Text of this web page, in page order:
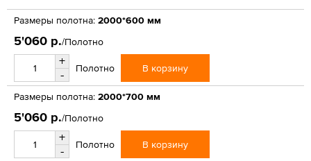
Размеры полотна: 2000*600 мм
5'060 р./Полотно
+
-
Полотно В корзину
Размеры полотна: 2000*700 мм
5'060 р./Полотно
+
-
Полотно В корзину